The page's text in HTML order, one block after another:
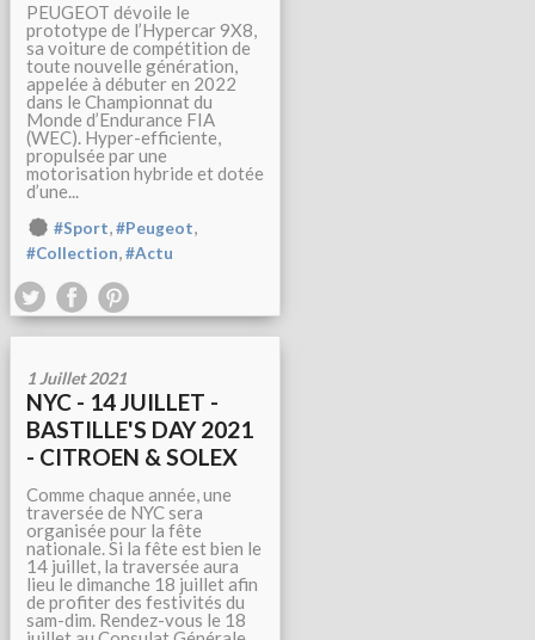
PEUGEOT dévoile le
prototype de l’Hypercar 9X8,
sa voiture de compétition de
toute nouvelle génération,
appelée à débuter en 2022
dans le Championnat du
Monde d’Endurance FIA
(WEC). Hyper-efficiente,
propulsée par une
motorisation hybride et dotée
d’une...
#Sport,#Peugeot,
#Collection,#Actu
1 Juillet 2021
NYC - 14 JUILLET -
BASTILLE'S DAY 2021
- CITROEN & SOLEX
Comme chaque année, une
traversée de NYC sera
organisée pour la fête
nationale. Si la fête est bien le
14 juillet, la traversée aura
lieu le dimanche 18 juillet afin
de profiter des festivités du
sam-dim. Rendez-vous le 18